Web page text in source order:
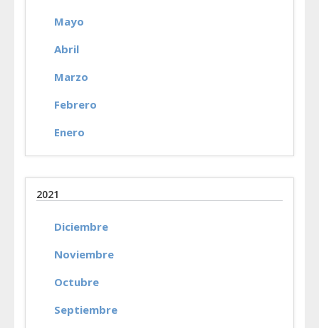
Mayo
Abril
Marzo
Febrero
Enero
2021
Diciembre
Noviembre
Octubre
Septiembre